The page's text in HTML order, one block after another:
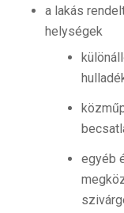
a lakás
helységek
egyéb